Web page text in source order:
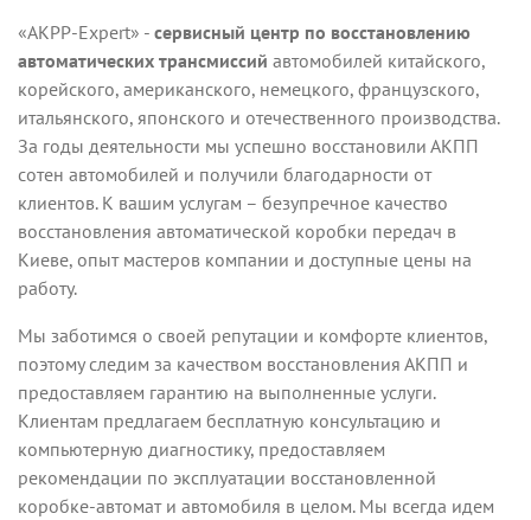
«AKPP-Expert» - сервисный центр по восстановлению
автоматических трансмиссий автомобилей китайского,
корейского, американского, немецкого, французского,
итальянского, японского и отечественного производства.
За годы деятельности мы успешно восстановили АКПП
сотен автомобилей и получили благодарности от
клиентов. К вашим услугам – безупречное качество
восстановления автоматической коробки передач в
Киеве, опыт мастеров компании и доступные цены на
работу.
Мы заботимся о своей репутации и комфорте клиентов,
поэтому следим за качеством восстановления АКПП и
предоставляем гарантию на выполненные услуги.
Клиентам предлагаем бесплатную консультацию и
компьютерную диагностику, предоставляем
рекомендации по эксплуатации восстановленной
коробке-автомат и автомобиля в целом. Мы всегда идем